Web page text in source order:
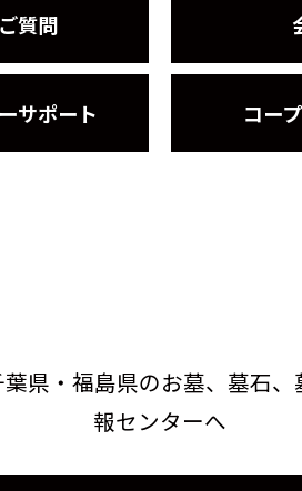
質問
サポート コー
県・福島県のお墓、墓石
報センターへ